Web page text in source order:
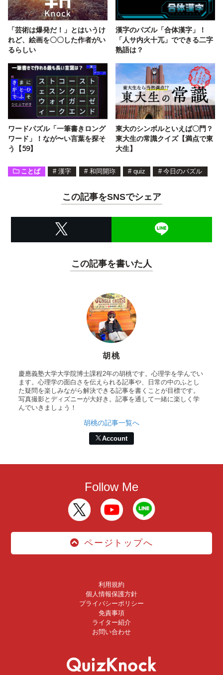
「芸術は爆発だ！」とはいうけ
れど、絵画を〇〇した作者がい
るらしい
漢字のパズル「合体漢字」！
「人サ内火十兀」でできる二字
熟語は？
ワードパズル「一筆書きロング
ワード」！なが〜い言葉を探そ
う【59】
東大のシンボルといえば〇門？
東大生の常識クイズ【満点で東
大生】
ことば # 漢字 # 和同開珎 # quiz # 今日のパズル
この記事をSNSでシェア
この記事を書いた人
胡桃
慶應義塾大学大学院博士課程2年の胡桃です。心理学を学んでい
ます。心理学の面白さを伝えられる記事や、日常の中のふとし
た疑問を楽しみながら解決できる記事を書くことが目標です。
写真撮影とディズニーが大好き。記事を通して一緒に楽しく学
んでいきましょう！
胡桃の記事一覧へ
Account
Follow Me
ページトップへ
利用規約
個人情報保護方針
プライバシーポリシー
免責事項
ライター紹介
お問い合わせ